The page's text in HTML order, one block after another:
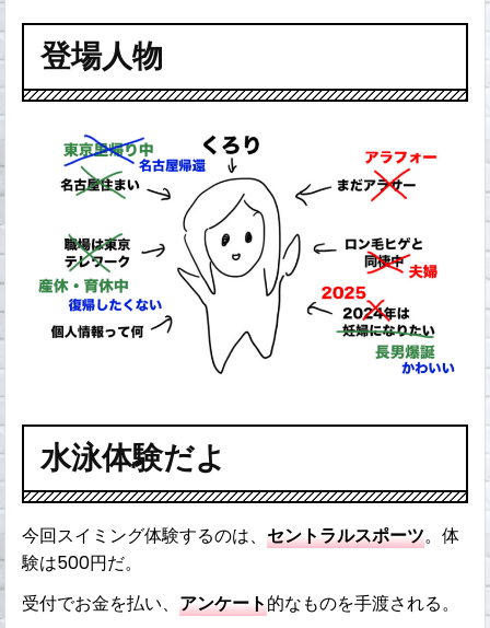
登場人物
水泳体験だよ
今回スイミング体験するのは、セントラルスポーツ。体
験は500円だ。
受付でお金を払い、アンケート的なものを手渡される。